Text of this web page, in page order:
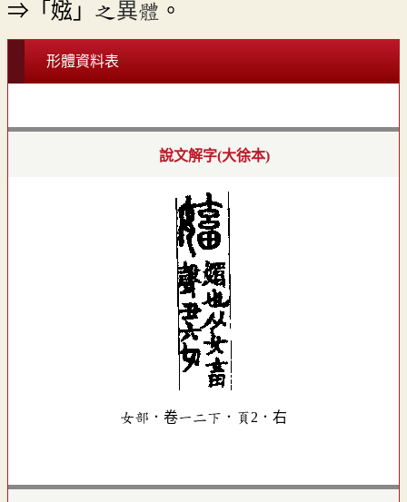
⇒「娹」之異體 。
形體資料表
說文解字(大徐本)
女部．卷一二下．頁2．右